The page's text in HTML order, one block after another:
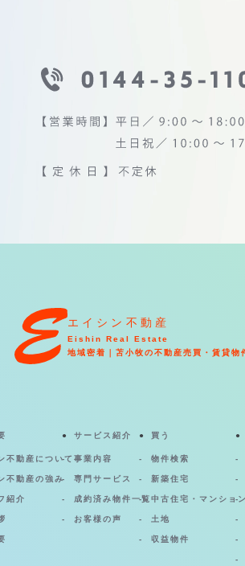
エイシン不動産
Eishin Real Estate
地域密着｜苫小牧の不動産売買・賃貸物
不動産について
不動産の強み
紹介
サービス紹介
事業内容
専門サービス
成約済み物件一覧
お客様の声
買う
物件検索
新築住宅
中古住宅・マンション
土地
収益物件